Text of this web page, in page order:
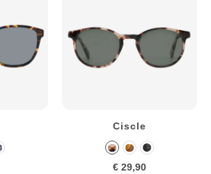
Ciscle
€ 29,90